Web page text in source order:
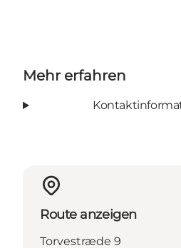
Mehr erfahren
Route anzeigen
Torvestræde 9